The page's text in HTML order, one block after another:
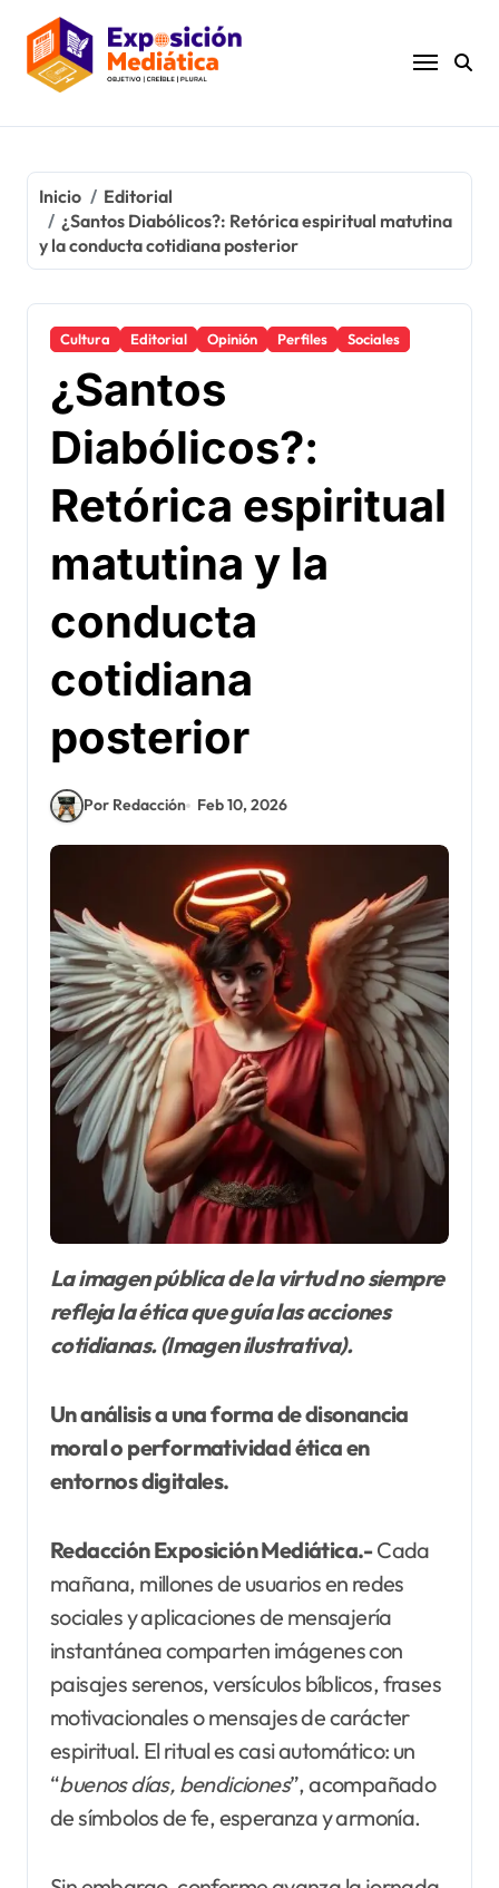
contenido
Inicio
Editorial
¿Santos Diabólicos?: Retórica espiritual matutina
y la conducta cotidiana posterior
Cultura Editorial Opinión Perfiles Sociales
¿Santos
Diabólicos?:
Retórica espiritual
matutina y la
conducta
cotidiana
posterior
Por Redacción Feb 10, 2026
La imagen pública de la virtud no siempre
refleja la ética que guía las acciones
cotidianas. (Imagen ilustrativa).
Un análisis a una forma de disonancia
moral o performatividad ética en
entornos digitales.
Redacción Exposición Mediática.-Cada
mañana, millones de usuarios en redes
sociales y aplicaciones de mensajería
instantánea comparten imágenes con
paisajes serenos, versículos bíblicos, frases
motivacionales o mensajes de carácter
espiritual. El ritual es casi automático: un
“buenos días, bendiciones”, acompañado
de símbolos de fe, esperanza y armonía.